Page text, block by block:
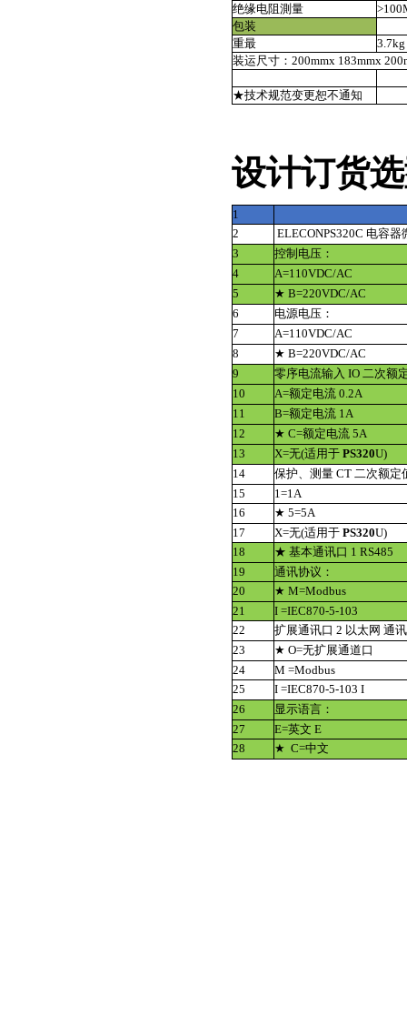
绝缘电阻測量
包装
重最
3.7kg
装运尺寸：200mmx 183mmx
★技术规范变更恕不通知
设计订货
1
2
ELECONPS320C 电容
3
控制电压：
4
A=110VDC/AC
5
★ B=220VDC/AC
6
电源电压：
7
A=110VDC/AC
8
★ B=220VDC/AC
9
零序电流输入 IO 二次额
10
A=额定电流 0.2A
11
B=额定电流 1A
12
★ C=额定电流 5A
13
X=无(适用于 PS320U)
14
保护、测量 CT 二次额定
15
1=1A
16
★ 5=5A
17
X=无(适用于 PS320U)
18
★ 基本通讯口 1 RS485
19
通讯协议：
20
★ M=Modbus
21
I =IEC870-5-103
22
扩展通讯口 2 以太网 通
23
★ O=无扩展通道口
24
M =Modbus
25
I =IEC870-5-103 I
26
显示语言：
27
E=英文 E
28
★ C=中文